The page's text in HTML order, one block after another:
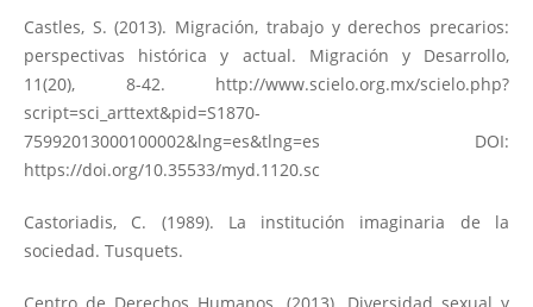
Castles, S. (2013). Migración, trabajo y derechos precarios:
perspectivas histórica y actual. Migración y Desarrollo,
11(20), 8-42. http://www.scielo.org.mx/scielo.php?
script=sci_arttext&pid=S1870-
75992013000100002&lng=es&tlng=es DOI:
https://doi.org/10.35533/myd.1120.sc
Castoriadis, C. (1989). La institución imaginaria de la
sociedad. Tusquets.